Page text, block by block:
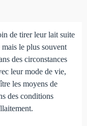
de tirer leur lait suite
le plus souvent
des circonstances
leur mode de vie,
les moyens de
des conditions